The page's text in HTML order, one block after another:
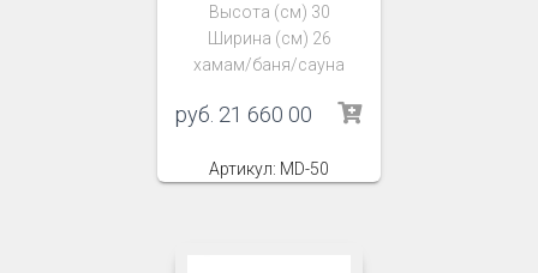
Высота (см) 30
Ширина (см) 26
хамам/баня/сауна
руб. 21 660 00
Артикул: MD-50